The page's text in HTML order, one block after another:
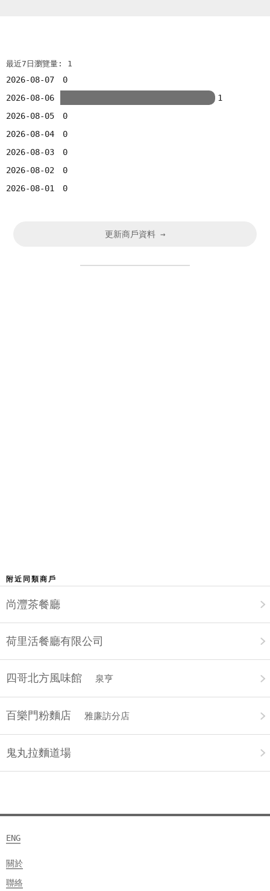
最近7日瀏覽量: 1
2026-08-07
0
2026-08-06
1
2026-08-05
0
2026-08-04
0
2026-08-03
0
2026-08-02
0
2026-08-01
0
更新商戶資料 →
附近同類商戶
尚灃茶餐廳
荷里活餐廳有限公司
四哥北方風味館 泉亨
百樂門粉麵店 雅廉訪分店
鬼丸拉麵道場
ENG
關於
聯絡